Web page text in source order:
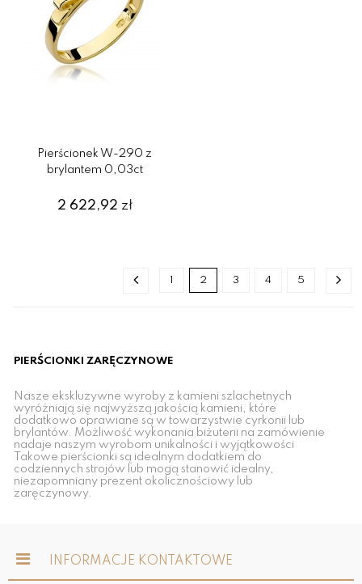
Pierścionek W-290 z
brylantem 0,03ct
2 622,92 zł
1 2 3 4 5
PIERŚCIONKI ZARĘCZYNOWE
Nasze ekskluzywne wyroby z kamieni szlachetnych
wyróżniają się najwyższą jakością kamieni, które
dodatkowo oprawiane są w towarzystwie cyrkonii lub
brylantów. Możliwość wykonania biżuterii na zamówienie
nadaje naszym wyrobom unikalności i wyjątkowości
Takowe pierścionki są idealnym dodatkiem do
codziennych strojów lub mogą stanowić idealny,
niezapomniany prezent okolicznościowy lub
zaręczynowy.
INFORMACJE KONTAKTOWE